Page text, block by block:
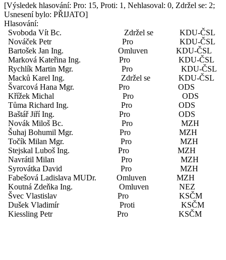
[Výsledek hlasování: Pro: 15, Proti: 1, Nehlasoval: 0, Zdržel se: 2;
Usnesení bylo: PŘIJATO]
Hlasování:
Svoboda Vít Bc. Zdržel se KDU-ČSL
Nováček Petr Pro KDU-ČSL
Bartošek Jan Ing. Omluven KDU-ČSL
Marková Kateřina Ing. Pro KDU-ČSL
Rychlík Martin Mgr. Pro KDU-ČSL
Macků Karel Ing. Zdržel se KDU-ČSL
Švarcová Hana Mgr. Pro ODS
Křížek Michal Pro ODS
Tůma Richard Ing. Pro ODS
Baštář Jiří Ing. Pro ODS
Novák Miloš Bc. Pro MZH
Šuhaj Bohumil Mgr. Pro MZH
Točík Milan Mgr. Pro MZH
Stejskal Luboš Ing. Pro MZH
Navrátil Milan Pro MZH
Syrovátka David Pro MZH
Fabešová Ladislava MUDr. Omluven MZH
Koutná Zdeňka Ing. Omluven NEZ
Švec Vlastislav Pro KSČM
Dušek Vladimír Proti KSČM
Kiessling Petr Pro KSČM